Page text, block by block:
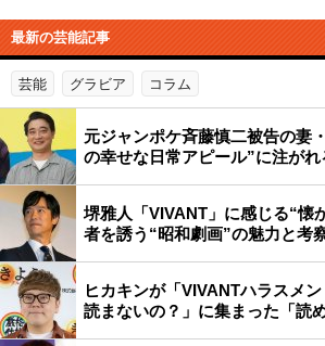
最新の芸能記事
芸能 グラビア コラム
元ジャンポケ斉藤慎二被告の妻
の幸せな日常アピール”に注がれ
堺雅人「VIVANT」に感じる“懐
者を誘う“昭和劇画”の魅力と考
ヒカキンが「VIVANTハラスメ
読まないの？」に集まった「読